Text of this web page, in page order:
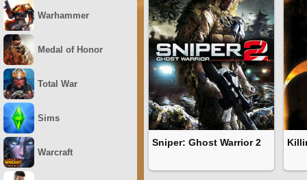
Sniper: Ghost Warrior 2
Warhammer
Medal of Honor
Total War
Sims
Warcraft